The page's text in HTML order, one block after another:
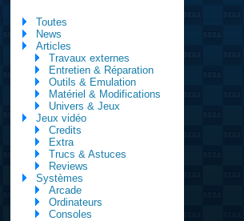
Toutes
News
Articles
Travaux externes
Entretien & Réparation
Outils & Emulation
Matériel & Modifications
Univers & Jeux
Jeux vidéo
Credits
Extra
Trucs & Astuces
Reviews
Systèmes
Arcade
Ordinateurs
Consoles